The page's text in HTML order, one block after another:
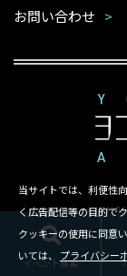
イベント検索
当サイトでは、利便性
く広告配信等の目的で
クッキーの使用に同意
いては、 プライバシー
お問い合わせ
本サイトは公益
Copyright